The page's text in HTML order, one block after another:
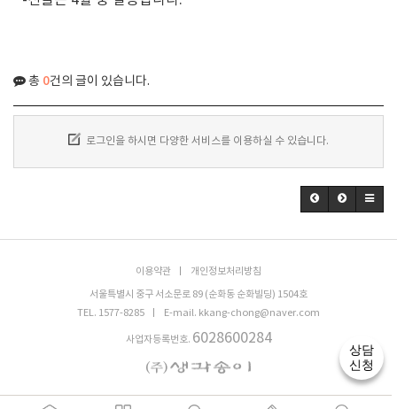
총 0건의 글이 있습니다.
로그인을 하시면 다양한 서비스를 이용하실 수 있습니다.
이용약관
개인정보처리방침
서울특별시 중구 서소문로 89 (순화동 순화빌딩) 1504호
TEL. 1577-8285
E-mail. kkang-chong@naver.com
사업자등록번호. 6028600284
상담
신청